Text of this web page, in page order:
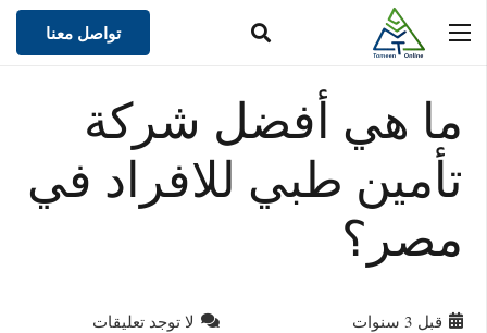
تواصل معنا
ما هي أفضل شركة
تأمين طبي للافراد في
مصر؟
قبل 3 سنوات لا توجد تعليقات